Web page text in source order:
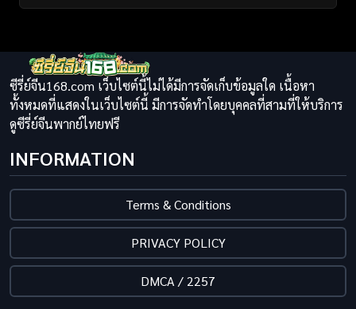
ซีรี่ย์จีน168.com เว็บไซต์นี้ไม่ได้มีการจัดเก็บข้อมูลใด เนื้อหา
ทั้งหมดที่แสดงในเว็บไซต์นี้ มีการจัดทำโดยบุคคลที่สามที่ให้บริการ
ดูซีรี่ย์จีนพากย์ไทยฟรี
INFORMATION
Terms & Conditions
PRIVACY POLICY
DMCA / 2257